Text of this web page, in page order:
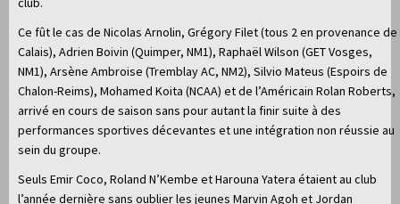
Ce fût le cas de Nicolas Arnolin, Grégory Filet (tous 2 en provenance de
Calais), Adrien Boivin (Quimper, NM1), Raphaël Wilson (GET Vosges,
NM1), Arsène Ambroise (Tremblay AC, NM2), Silvio Mateus (Espoirs de
Chalon-Reims), Mohamed Koita (NCAA) et de l’Américain Rolan Roberts,
arrivé en cours de saison sans pour autant la finir suite à des
performances sportives décevantes et une intégration non réussie au
sein du groupe.
Seuls Emir Coco, Roland N’Kembe et Harouna Yatera étaient au club
l’année dernière sans oublier les jeunes Marvin Agoh et Jordan